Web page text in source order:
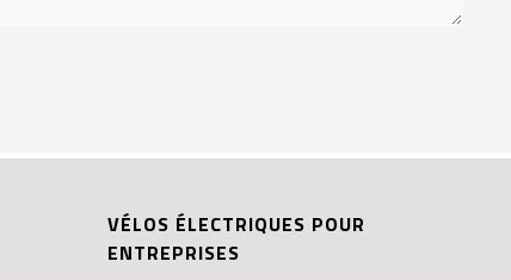
VÉLOS ÉLECTRIQUES POUR
ENTREPRISES